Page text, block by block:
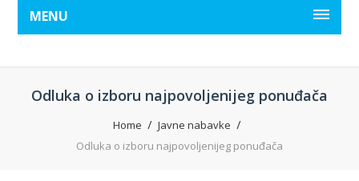
MENU
Odluka o izboru najpovoljenijeg ponuđača
Home
Javne nabavke
Odluka o izboru najpovoljenijeg ponuđača